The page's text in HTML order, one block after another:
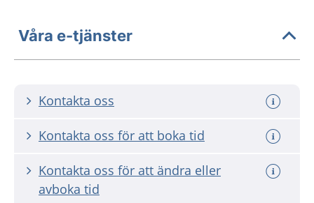
Våra e-tjänster
Kontakta oss
Kontakta oss för att boka tid
Kontakta oss för att ändra eller
avboka tid